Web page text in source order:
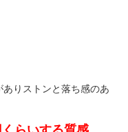
りストンと落ち感のあ